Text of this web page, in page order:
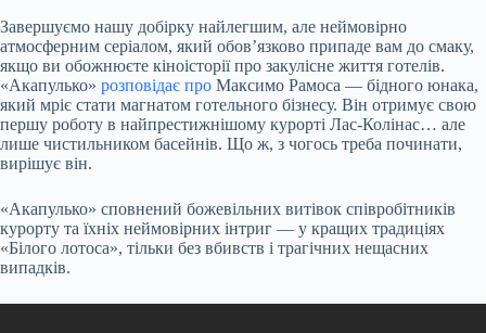
Завершуємо нашу добірку найлегшим, але неймовірно
атмосферним серіалом, який обов’язково припаде вам до смаку,
якщо ви обожнюєте кіноісторії про закулісне життя готелів.
«Акапулько» розповідає про Максимо Рамоса — бідного юнака,
який мріє стати магнатом готельного бізнесу. Він отримує свою
першу роботу в найпрестижнішому курорті Лас-Колінас… але
лише чистильником басейнів. Що ж, з чогось треба починати,
вирішує він.
«Акапулько» сповнений божевільних витівок співробітників
курорту та їхніх неймовірних інтриг — у кращих традиціях
«Білого лотоса», тільки без вбивств і трагічних нещасних
випадків.